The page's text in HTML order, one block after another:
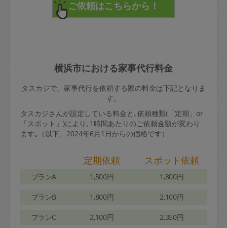
横浜市における家事代行料金
タスカジで、家事代行を依頼する際の料金は下記となりま
す。
タスカジさんが設定している料金と､依頼種類(「定期」or
「スポット」)により､1時間あたりのご依頼金額が変わり
ます｡（以下、2024年6月1日からの価格です）
定期依頼 スポット依頼
プランA 1,500円 1,800円
プランB 1,800円 2,100円
プランC 2,100円 2,350円